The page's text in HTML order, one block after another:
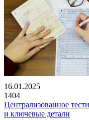
16.01.2025
1404
Централизованное
и ключевые детали